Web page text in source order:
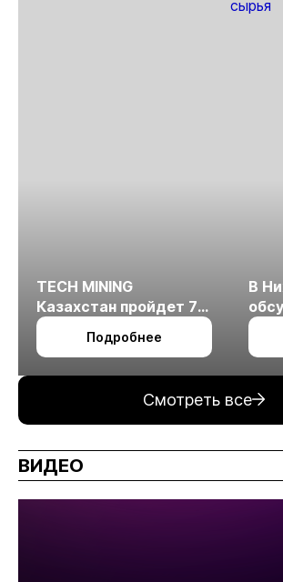
TECH MINING
Казахстан пройдет 7
октября в Алматы
Подробнее
В
Смотреть все
ВИДЕО